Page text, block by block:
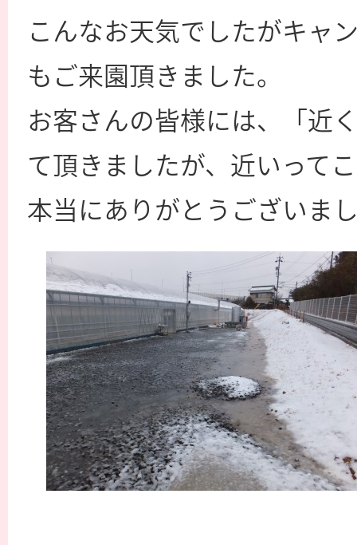
こんなお天気でしたがキャ
もご来園頂きました。
お客さんの皆様には、「近
て頂きましたが、近いって
本当にありがとうございま